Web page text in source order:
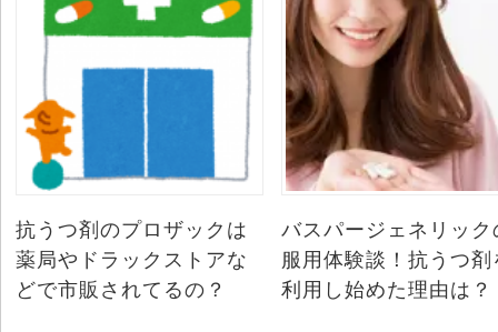
抗うつ剤のプロザックは
薬局やドラックストアな
どで市販されてるの？
バスパージェネリック
服用体験談！抗うつ剤
利用し始めた理由は？